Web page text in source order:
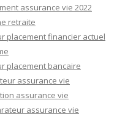
assurance vie 2022
retraite
placement financier actuel
placement bancaire
assurance vie
assurance vie
assurance vie